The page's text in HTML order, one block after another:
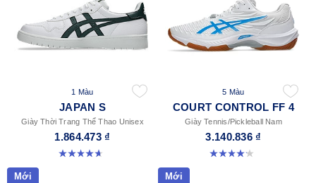
1 Màu
JAPAN S
Giày Thời Trang Thể Thao Unisex
1.864.473 ₫
4.7 trong số 5 sao. 133 đánh giá
5 Màu
COURT CONTROL FF 4
Giày Tennis/Pickleball Nam
3.140.836 ₫
4.2 trong số 5 sao. 5 đánh giá
Mới Mới